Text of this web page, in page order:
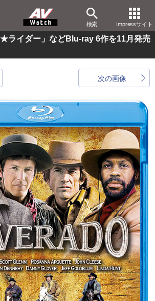
検索 Impressサイト
ライダー」などBlu-ray 6作を11月発売
次の画像